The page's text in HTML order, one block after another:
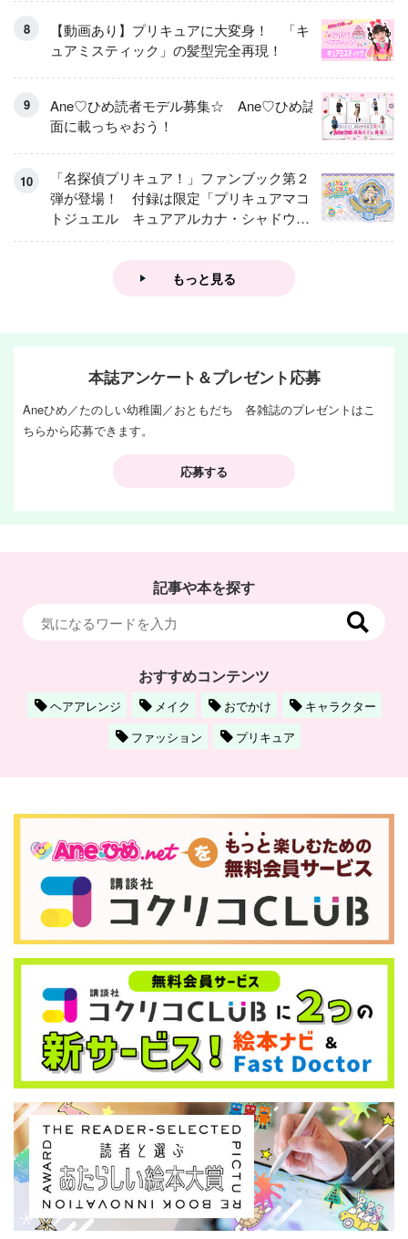
【動画あり】プリキュアに大変身！ 「キ
ュアミスティック」の髪型完全再現！
Ane♡ひめ読者モデル募集☆ Ane♡ひめ誌
面に載っちゃおう！
「名探偵プリキュア！」ファンブック第２
弾が登場！ 付録は限定「プリキュアマコ
トジュエル キュアアルカナ・シャドウ
アイスver.」 キュアエクレールを大特
もっと見る
本誌アンケート＆プレゼント応募
Aneひめ／たのしい幼稚園／おともだち 各雑誌のプレゼントはこ
ちらから応募できます。
応募する
記事や本を探す
おすすめコンテンツ
ヘアアレンジ メイク おでかけ
キャラクター
ファッション
プリキュア